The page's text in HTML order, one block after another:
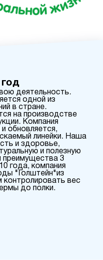
деятельность.
одной из
в стране.
на производстве
Компания
обновляется,
линейки. Наша
и здоровье,
и полезную
3
года, компания
"Голштейн"из
контролировать вес
до полки.